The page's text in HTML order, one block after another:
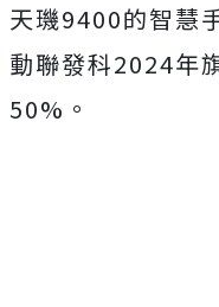
天璣9400的智慧
動聯發科2024年
50%。